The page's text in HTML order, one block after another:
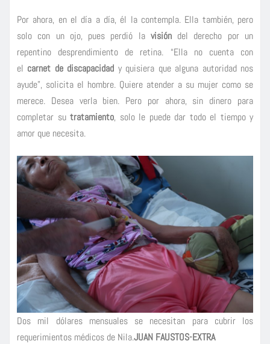
Por ahora, en el día a día, él la contempla. Ella también, pero
solo con un ojo, pues perdió la visióndel derecho por un
repentino desprendimiento de retina. “Ella no cuenta con
el carnet de discapacidad y quisiera que alguna autoridad nos
ayude”, solicita el hombre. Quiere atender a su mujer como se
merece. Desea verla bien. Pero por ahora, sin dinero para
completar su tratamiento, solo le puede dar todo el tiempo y
amor que necesita.
Dos mil dólares mensuales se necesitan para cubrir los
requerimientos médicos de Nila.JUAN FAUSTOS-EXTRA